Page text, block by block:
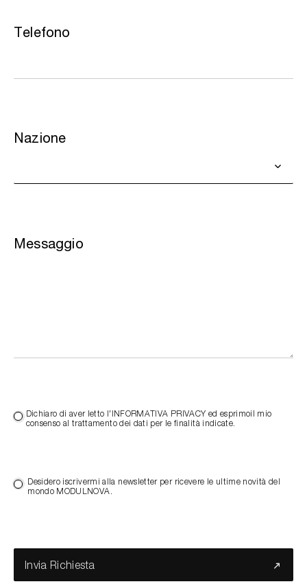
Telefono
Nazione
Messaggio
Dichiaro di aver letto l'INFORMATIVA PRIVACY ed esprimoil mio
consenso al trattamento dei dati per le finalità indicate.
Desidero iscrivermi alla newsletter per ricevere le ultime novità del
mondo MODULNOVA.
Invia Richiesta